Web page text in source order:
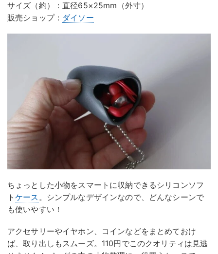
サイズ（約）：直径65×25mm（外寸）
販売ショップ： ダイソー
ちょっとした小物をスマートに収納できるシリコンソフ
トケース 。シンプルなデザインなので、どんなシーンで
も使いやすい！
アクセサリーやイヤホン、コインなどをまとめておけ
ば、取り出しもスムーズ。110円でこのクオリティは見逃